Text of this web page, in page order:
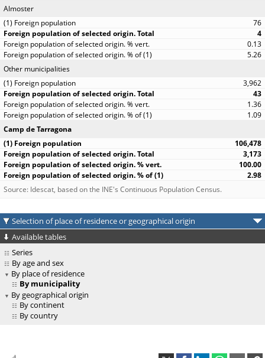
Almoster
76
4
0.13
5.26
Other municipalities
3,962
43
1.36
1.09
Camp de Tarragona
106,478
3,173
100.00
2.98
Source: Idescat, based on the INE's Continuous Population Census.
Selection of place of residence or geographical origin
Available tables
Series
By age and sex
By place of residence
By municipality
By geographical origin
By continent
By country